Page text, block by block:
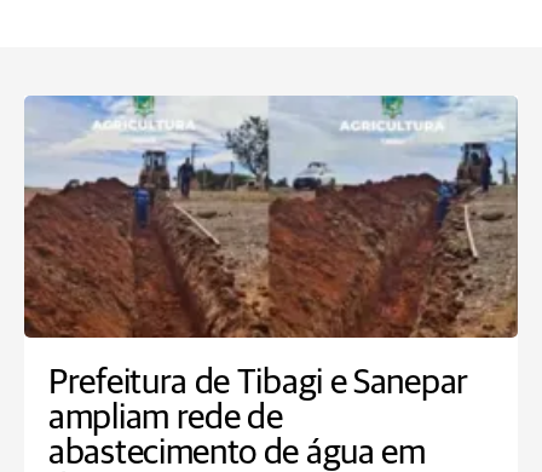
Prefeitura de Tibagi e Sanepar
ampliam rede de
abastecimento de água em